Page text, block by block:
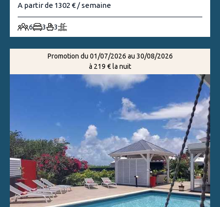
A partir de 1302 € / semaine
6 3 3
Promotion du 01/07/2026 au 30/08/2026
à 219 € la nuit